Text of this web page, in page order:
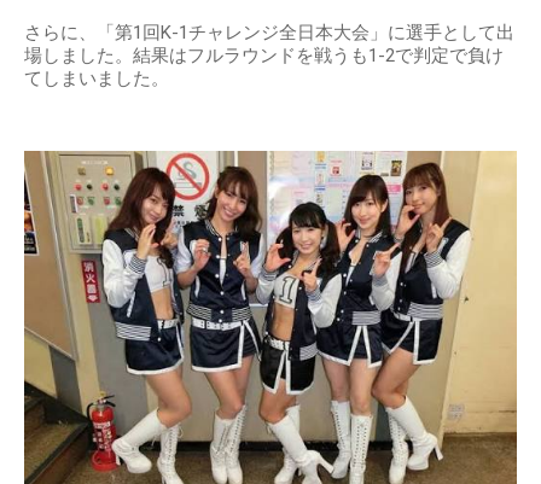
さらに、「第1回K-1チャレンジ全日本大会」に選手として出
場しました。結果はフルラウンドを戦うも1-2で判定で負け
てしまいました。